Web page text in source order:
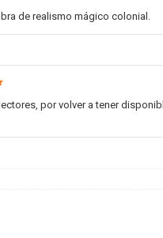
de realismo mágico colonial.
por volver a tener